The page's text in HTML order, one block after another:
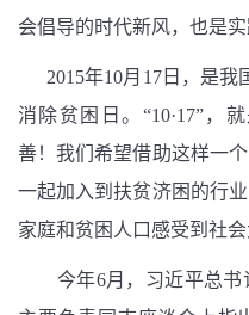
会倡导的时代新风，也是
2015年10月17日，是
消除贫困日。“10·17”，
善！我们希望借助这样一
一起加入到扶贫济困的行
家庭和贫困人口感受到社会
今年6月，习近平总